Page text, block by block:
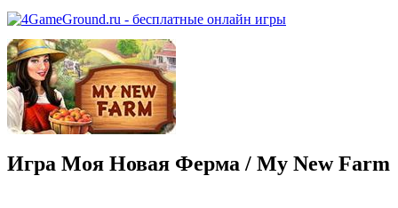
Игра Моя Новая Ферма / My New Farm